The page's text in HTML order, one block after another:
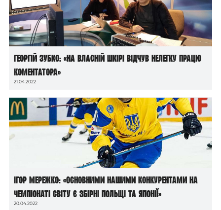
Георгій Зубко: «На власній шкірі відчув нелегку працю
коментатора»
21.04.2022
Ігор Мережко: «Основними нашими конкурентами на
чемпіонаті світу є збірні Польщі та Японії»
20.04.2022